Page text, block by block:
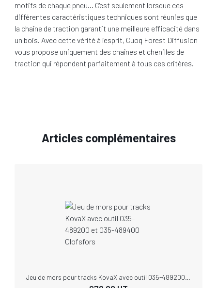
motifs de chaque pneu… C'est seulement lorsque ces
différentes caractéristiques techniques sont réunies que
la chaîne de traction garantit une meilleure efficacité dans
un bois. Avec cette vérité à l'esprit, Cuoq Forest Diffusion
vous propose uniquement des chaînes et chenilles de
traction qui répondent parfaitement à tous ces critères.
Articles complémentaires